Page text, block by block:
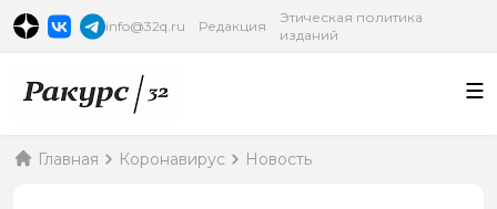
info@32q.ru Редакция
Этическая политика
изданий
Главная Коронавирус Новость